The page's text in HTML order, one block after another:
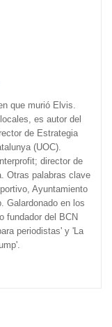
que murió Elvis.
es autor del
de Estrategia
(UOC).
director de
Otras palabras clave
Ayuntamiento
Galardonado en los
fundador del BCN
periodistas' y 'La